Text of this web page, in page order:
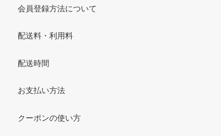
会員登録方法について
配送料・利用料
配送時間
お支払い方法
クーポンの使い方